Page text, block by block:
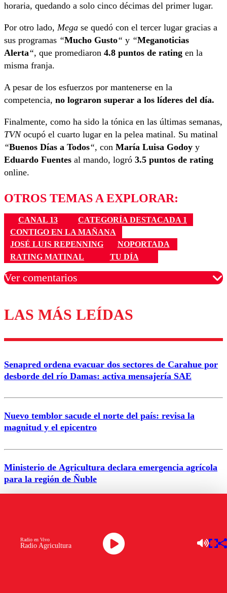
horaria, quedando a solo cinco décimas del primer lugar.
Por otro lado, Mega se quedó con el tercer lugar gracias a
sus programas “Mucho Gusto“ y “Meganoticias
Alerta“, que promediaron 4.8 puntos de rating en la
misma franja.
A pesar de los esfuerzos por mantenerse en la
competencia, no lograron superar a los líderes del día.
Finalmente, como ha sido la tónica en las últimas semanas,
TVNocupó el cuarto lugar en la pelea matinal. Su matinal
“Buenos Días a Todos“, con María Luisa Godoy y
Eduardo Fuentes al mando, logró 3.5 puntos de rating
online.
OTROS TEMAS A EXPLORAR:
CANAL 13
CATEGORÍA DESTACADA 1
CONTIGO EN LA MAÑANA
JOSÉ LUIS REPENNING
NOPORTADA
RATING MATINAL
TU DÍA
Ver comentarios
Los comentarios son moderados para garantizar un
diálogo respetuoso.
Correo
LAS MÁS LEÍDAS
Senapred ordena evacuar dos sectores de Carahue por
desborde del río Damas: activa mensajería SAE
Nuevo temblor sacude el norte del país: revisa la
magnitud y el epicentro
Ministerio de Agricultura declara emergencia agrícola
para la región de Ñuble
Temprana Preventiva en tres comunas
Radio Agricultura
Radio en Vivo